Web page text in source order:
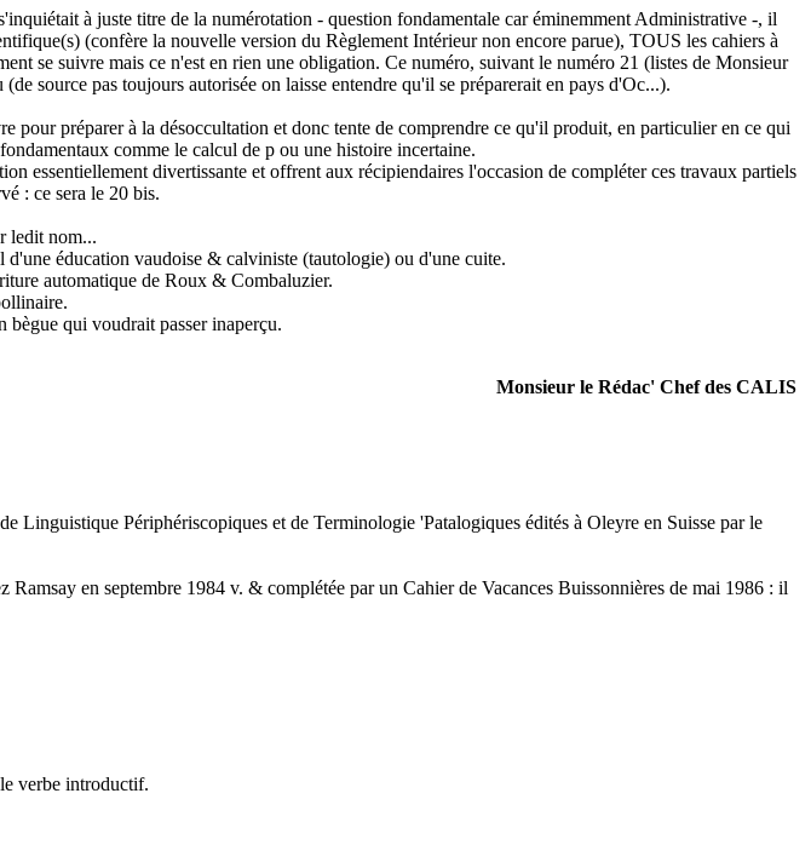
à juste titre de la numérotation - question fondamentale car éminemment Administrative -, il
(confère la nouvelle version du Règlement Intérieur non encore parue), TOUS les cahiers à
se suivre mais ce n'est en rien une obligation. Ce numéro, suivant le numéro 21 (listes de Monsieur
source pas toujours autorisée on laisse entendre qu'il se préparerait en pays d'Oc...).
préparer à la désoccultation et donc tente de comprendre ce qu'il produit, en particulier en ce qui
comme le calcul de p ou une histoire incertaine.
essentiellement divertissante et offrent aux récipiendaires l'occasion de compléter ces travaux partiels
: ce sera le 20 bis.
ledit nom...
éducation vaudoise & calviniste (tautologie) ou d'une cuite.
automatique de Roux & Combaluzier.
bègue qui voudrait passer inaperçu.
Monsieur le Rédac' Chef des CALIS
Linguistique Périphériscopiques et de Terminologie 'Patalogiques édités à Oleyre en Suisse par le
en septembre 1984 v. & complétée par un Cahier de Vacances Buissonnières de mai 1986 : il
verbe introductif.